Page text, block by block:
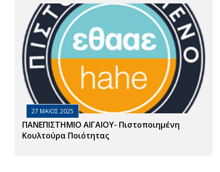
27 ΜΑΙΟΣ 2025
ΠΑΝΕΠΙΣΤΗΜΙΟ ΑΙΓΑΙΟΥ- Πιστοποιημένη
Κουλτούρα Ποιότητας